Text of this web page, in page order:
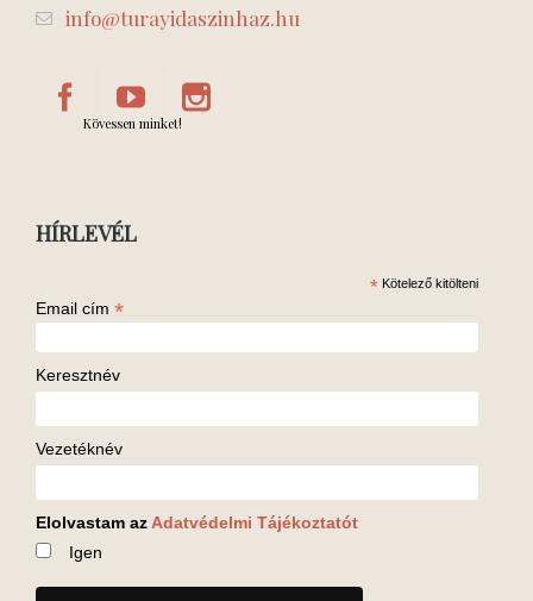
info@turayidaszinhaz.hu
Kövessen minket!
HÍRLEVÉL
* Kötelező kitölteni
Email cím *
Keresztnév
Vezetéknév
Elolvastam az Adatvédelmi Tájékoztatót
Igen